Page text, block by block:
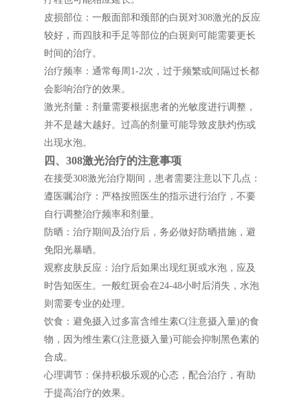
皮损部位：一般面部和颈部的白斑对308激光的反应
较好，而四肢和手足等部位的白斑则可能需要更长
时间的治疗。
治疗频率：通常每周1-2次，过于频繁或间隔过长都
会影响治疗的效果。
激光剂量：剂量需要根据患者的光敏度进行调整，
并不是越大越好。过高的剂量可能导致皮肤灼伤或
出现水泡。
四、308激光治疗的注意事项
在接受308激光治疗期间，患者需要注意以下几点：
遵医嘱治疗：严格按照医生的指示进行治疗，不要
自行调整治疗频率和剂量。
防晒：治疗期间及治疗后，务必做好防晒措施，避
免阳光暴晒。
观察皮肤反应：治疗后如果出现红斑或水泡，应及
时告知医生。一般红斑会在24-48小时后消失，水泡
则需要专业的处理。
饮食：避免摄入过多富含维生素C(注意摄入量)的食
物，因为维生素C(注意摄入量)可能会抑制黑色素的
合成。
心理调节：保持积极乐观的心态，配合治疗，有助
于提高治疗的效果。